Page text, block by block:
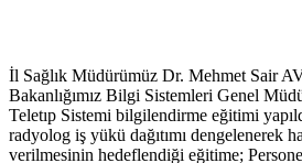
İl Sağlık Müdürümüz Dr. Mehmet Sair
Bakanlığımız Bilgi Sistemleri Genel
Teletıp Sistemi bilgilendirme eğitimi
radyolog iş yükü dağıtımı dengelenerek
verilmesinin hedeflendiği eğitime;